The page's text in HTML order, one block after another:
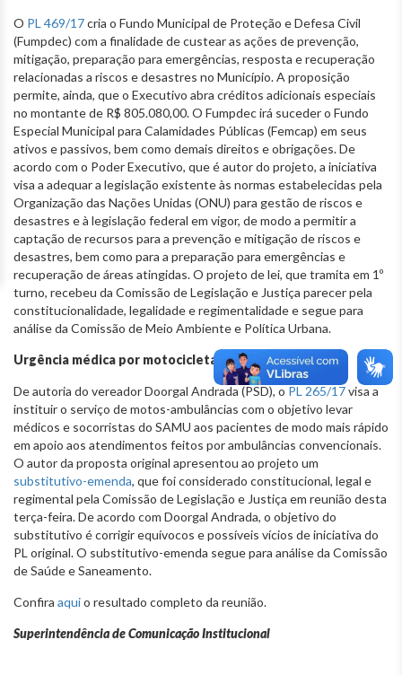
O PL 469/17cria o Fundo Municipal de Proteção e Defesa Civil
(Fumpdec) com a finalidade de custear as ações de prevenção,
mitigação, preparação para emergências, resposta e recuperação
relacionadas a riscos e desastres no Município. A proposição
permite, ainda, que o Executivo abra créditos adicionais especiais
no montante de R$ 805.080,00. O Fumpdec irá suceder o Fundo
Especial Municipal para Calamidades Públicas (Femcap) em seus
ativos e passivos, bem como demais direitos e obrigações. De
acordo com o Poder Executivo, que é autor do projeto, a iniciativa
visa a adequar a legislação existente às normas estabelecidas pela
Organização das Nações Unidas (ONU) para gestão de riscos e
desastres e à legislação federal em vigor, de modo a permitir a
captação de recursos para a prevenção e mitigação de riscos e
desastres, bem como para a preparação para emergências e
recuperação de áreas atingidas. O projeto de lei, que tramita em 1º
turno, recebeu da Comissão de Legislação e Justiça parecer pela
constitucionalidade, legalidade e regimentalidade e segue para
análise da Comissão de Meio Ambiente e Política Urbana.
Urgência médica por motocicleta
De autoria do vereador Doorgal Andrada (PSD), o PL 265/17visa a
instituir o serviço de motos-ambulâncias com o objetivo levar
médicos e socorristas do SAMU aos pacientes de modo mais rápido
em apoio aos atendimentos feitos por ambulâncias convencionais.
O autor da proposta original apresentou ao projeto um
substitutivo-emenda, que foi considerado constitucional, legal e
regimental pela Comissão de Legislação e Justiça em reunião desta
terça-feira. De acordo com Doorgal Andrada, o objetivo do
substitutivo é corrigir equívocos e possíveis vícios de iniciativa do
PL original. O substitutivo-emenda segue para análise da Comissão
de Saúde e Saneamento.
Confira aquio resultado completo da reunião.
Superintendência de Comunicação Institucional